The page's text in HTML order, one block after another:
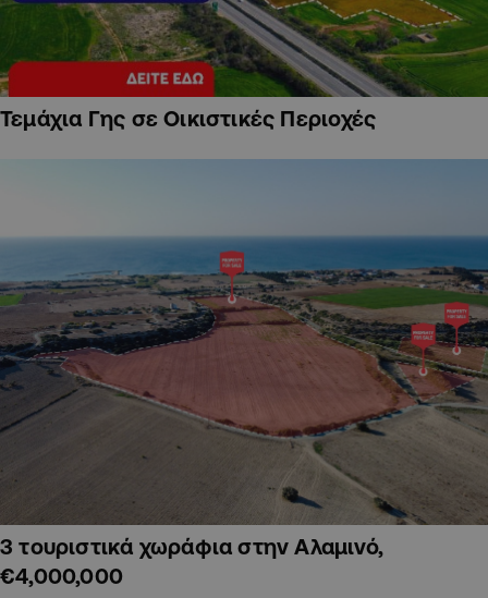
Τεμάχια Γης σε Οικιστικές Περιοχές
3 τουριστικά χωράφια στην Αλαμινό,
€4,000,000